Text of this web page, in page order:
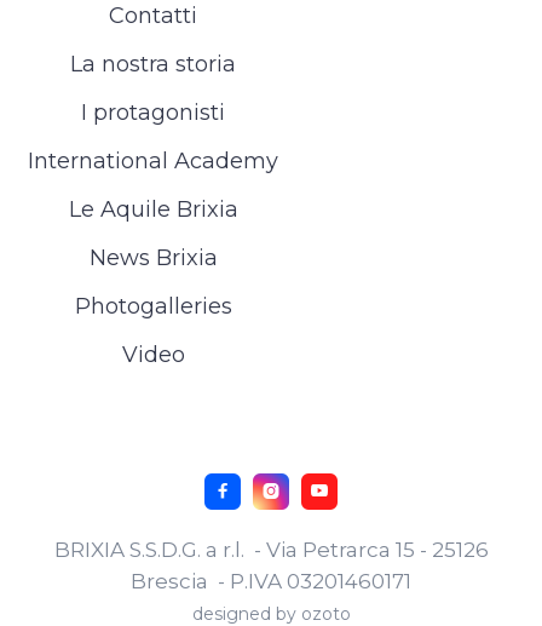
Contatti
La nostra storia
I protagonisti
International Academy
Le Aquile Brixia
News Brixia
Photogalleries
Video
BRIXIA S.S.D.G. a r.l. - Via Petrarca 15 - 25126
Brescia - P.IVA 03201460171
designed by ozoto
  